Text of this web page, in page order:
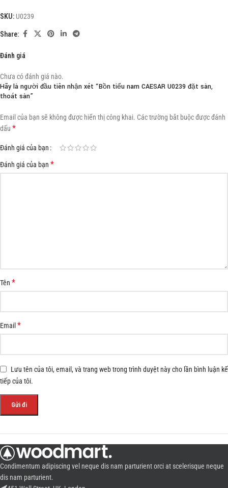
SKU: U0239
Share:
Đánh giá
Chưa có đánh giá nào.
Hãy là người đầu tiên nhận xét “Bồn tiểu nam CAESAR U0239 đặt sàn,
thoát sàn”
Email của bạn sẽ không được hiển thị công khai. Các trường bắt buộc được đánh
dấu *
Đánh giá của bạn
Đánh giá của bạn *
Tên *
Email *
Lưu tên của tôi, email, và trang web trong trình duyệt này cho lần bình luận kế
tiếp của tôi.
Condimentum adipiscing vel neque dis nam parturient orci at scelerisque neque
dis nam parturient.